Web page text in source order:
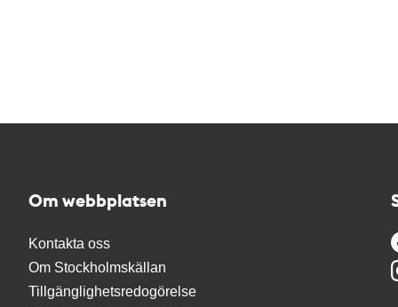
Om webbplatsen
Kontakta oss
Om Stockholmskällan
Tillgänglighetsredogörelse